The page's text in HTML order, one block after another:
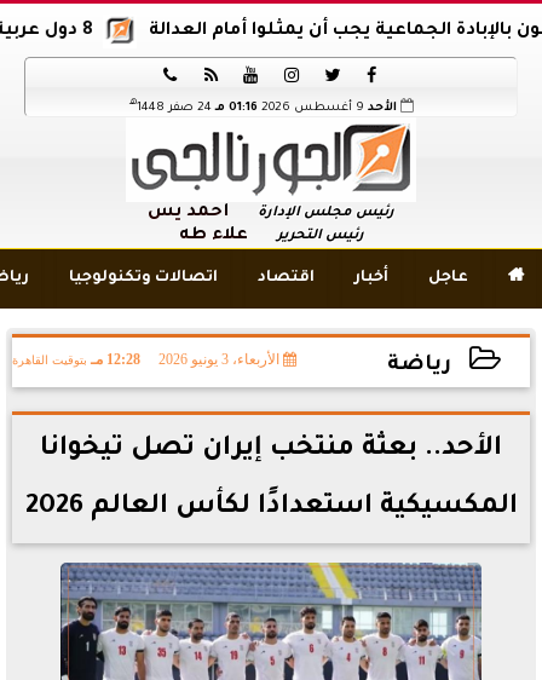
الجماعية يجب أن يمثلوا أمام العدالة






الأحد 01:16 مـ 24 صفر 1448 هـ
رئيس مجلس الإدارة أحمد يس
رئيس التحرير علاء طه
 عاجل أخبار اقتصاد اتصالات وتكنولوجيا
رياضة الأربعاء، 3 يونيو 2026 12:28 مـ بتوقيت القاهرة
2026-06-03 12:28:14
الأحد.. بعثة منتخب إيران تصل تيخوانا
المكسيكية استعدادًا لكأس العالم 2026